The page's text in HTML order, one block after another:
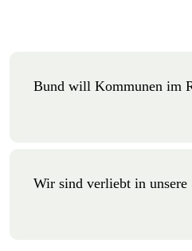
Bund will Kommunen im
Wir sind verliebt in unsere